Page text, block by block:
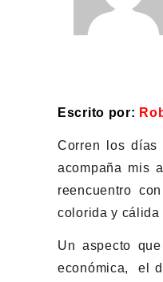
Escrito por:
Corren los días
acompaña mis
reencuentro
colorida y cálida
Un aspecto
económica, el